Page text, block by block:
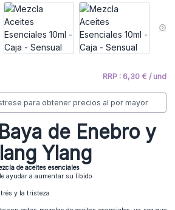
RRP : 6,30 € / und
para obtener precios al por mayor
de Enebro y
Ylang
de aceites esenciales
ayudar a aumentar su libido
y la tristeza